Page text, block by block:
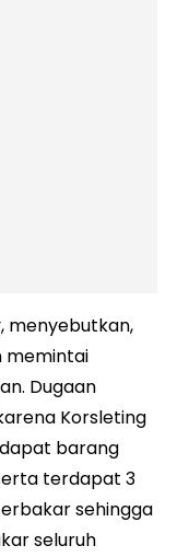
menyebutkan,
memintai
Dugaan
Korsleting
barang
terdapat 3
sehingga
seluruh